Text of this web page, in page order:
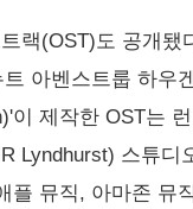
랙(OST)도 공개됐
아벤스트룹 하우
이 제작한 OST는
Lyndhurst) 스튜디
플 뮤직, 아마존 뮤